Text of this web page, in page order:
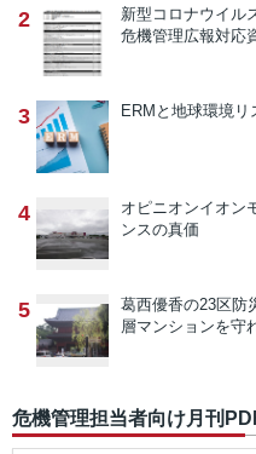
2 新型コロナウイル
危機管理広報対応
3 ERMと地球環境リ
4 オピニオンイオン
ンスの真価
5 葛西優香の23区防
層マンションを守
危機管理担当者向け月刊